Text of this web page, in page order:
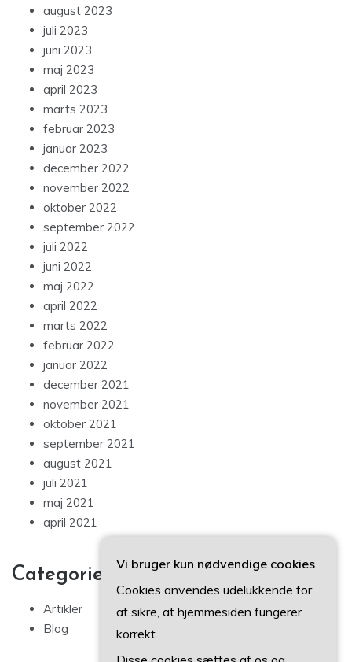
august 2023
juli 2023
juni 2023
maj 2023
april 2023
marts 2023
februar 2023
januar 2023
december 2022
november 2022
oktober 2022
september 2022
juli 2022
juni 2022
maj 2022
april 2022
marts 2022
februar 2022
januar 2022
december 2021
november 2021
oktober 2021
september 2021
august 2021
juli 2021
maj 2021
april 2021
Categories
Artikler
Blog
Vi bruger kun nødvendige cookies
Cookies anvendes udelukkende for
at sikre, at hjemmesiden fungerer
korrekt.